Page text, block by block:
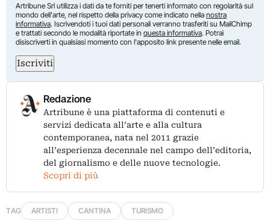
Artribune Srl utilizza i dati da te forniti per tenerti informato con regolarità sul
mondo dell'arte, nel rispetto della privacy come indicato nella nostra
informativa. Iscrivendoti i tuoi dati personali verranno trasferiti su MailChimp
e trattati secondo le modalità riportate in questa informativa. Potrai
disiscriverti in qualsiasi momento con l'apposito link presente nelle email.
Iscriviti
Redazione
Artribune è una piattaforma di contenuti e
servizi dedicata all’arte e alla cultura
contemporanea, nata nel 2011 grazie
all’esperienza decennale nel campo dell’editoria,
del giornalismo e delle nuove tecnologie.
Scopri di più
TAG ARTISTI CANTINA TURISMO